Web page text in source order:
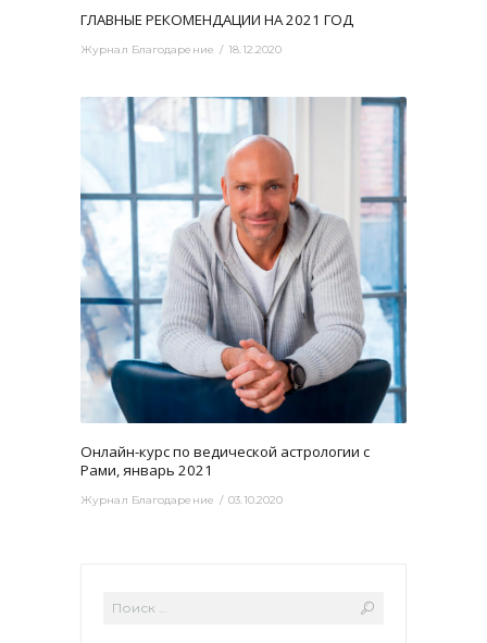
ГЛАВНЫЕ РЕКОМЕНДАЦИИ НА 2021 ГОД
Журнал Благодарение 18.12.2020
Онлайн-курс по ведической астрологии с
Рами, январь 2021
Журнал Благодарение 03.10.2020